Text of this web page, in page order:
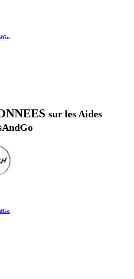
sur les Aides